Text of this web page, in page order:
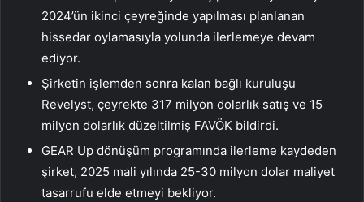
2024’ün ikinci çeyreğinde yapılması planlanan
hissedar oylamasıyla yolunda ilerlemeye devam
ediyor.
Şirketin işlemden sonra kalan bağlı kuruluşu
Revelyst, çeyrekte 317 milyon dolarlık satış ve 15
milyon dolarlık düzeltilmiş FAVÖK bildirdi.
GEAR Up dönüşüm programında ilerleme kaydeden
şirket, 2025 mali yılında 25-30 milyon dolar maliyet
tasarrufu elde etmeyi bekliyor.